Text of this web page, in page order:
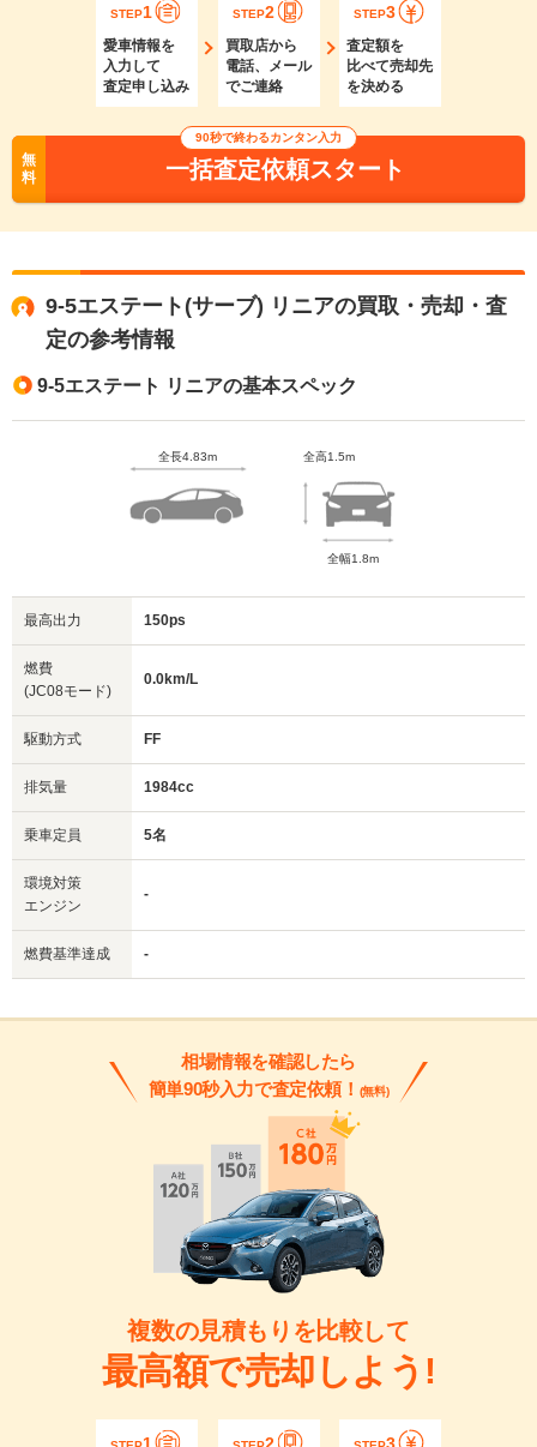
STEP1
愛車情報を
入力して
査定申し込み
STEP2
買取店から
電話、メール
でご連絡
STEP3
査定額を
比べて売却先
を決める
無
料
90秒で終わるカンタン入力
一括査定依頼スタート
9-5エステート(サーブ) リニアの買取・売却・査
定の参考情報
9-5エステート リニアの基本スペック
全長4.83m 全高1.5m
全幅1.8m
最高出力 150ps
燃費
(JC08モード)
0.0km/L
駆動方式 FF
排気量 1984cc
乗車定員 5名
環境対策
エンジン
-
燃費基準達成 -
相場情報を確認したら
簡単90秒入力で査定依頼！ (無料)
複数の見積もりを比較して
最高額で売却しよう!
1 2 3